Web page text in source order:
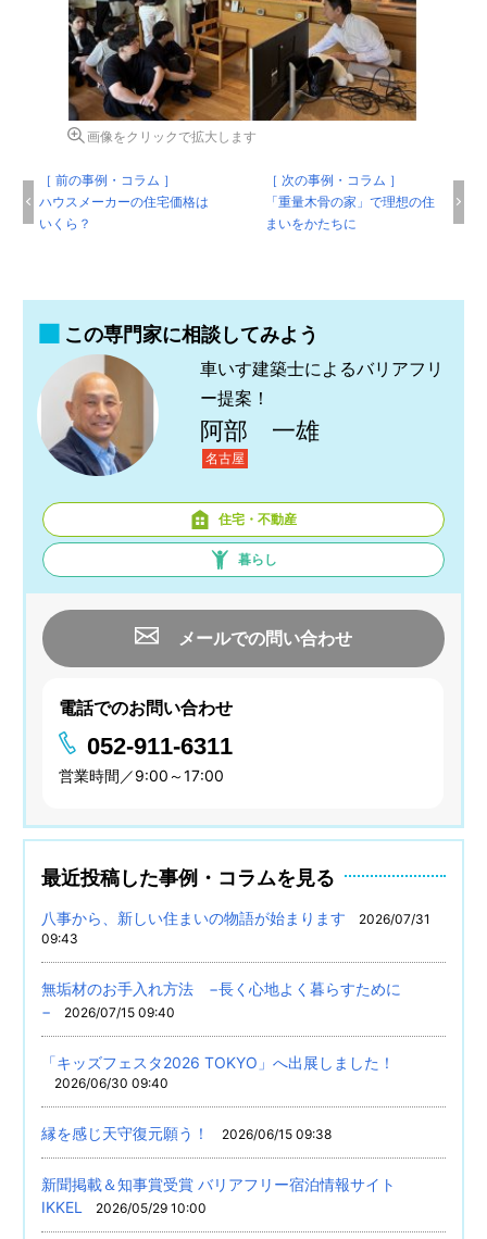
画像をクリックで拡大します
［ 前の事例・コラム ］
ハウスメーカーの住宅価格は
いくら？
［ 次の事例・コラム ］
「重量木骨の家」で理想の住
まいをかたちに
この専門家に相談してみよう
車いす建築士によるバリアフリ
ー提案！
阿部 一雄
名古屋
住宅・不動産
暮らし
メールでの問い合わせ
電話でのお問い合わせ
052-911-6311
営業時間／9:00～17:00
最近投稿した事例・コラムを見る
八事から、新しい住まいの物語が始まります
2026/07/31
09:43
無垢材のお手入れ方法 −長く心地よく暮らすために
−
2026/07/15 09:40
「キッズフェスタ2026 TOKYO」へ出展しました！
2026/06/30 09:40
縁を感じ天守復元願う！ 2026/06/15 09:38
新聞掲載＆知事賞受賞 バリアフリー宿泊情報サイト
IKKEL
2026/05/29 10:00